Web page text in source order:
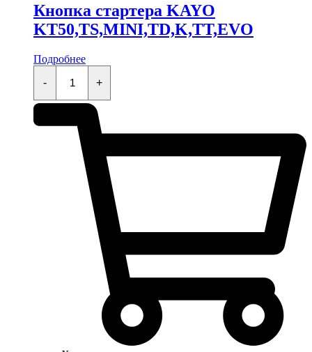
Кнопка стартера KAYO
KT50,TS,MINI,TD,K,TT,EVO
Подробнее
-
стартера
KT50,TS,MINI,TD,K,TT,EVO
+